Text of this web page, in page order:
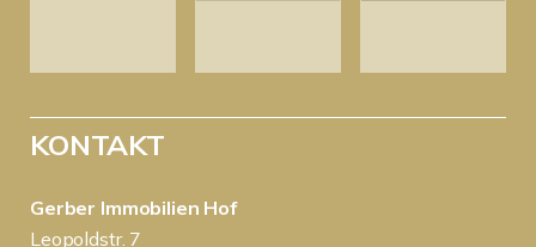
KONTAKT
Gerber Immobilien Hof
Leopoldstr. 7